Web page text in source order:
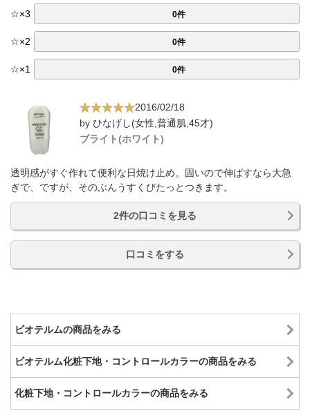
☆×3 0件
☆×2 0件
☆×1 0件
2016/02/18
by ひなげし(女性,普通肌,45才)
ブライト(ホワイト)
透明感がすぐ作れて便利な日焼け止め。固いので伸ばすなら大急
ぎで、ですが、そのぶんうすくびたっとつきます。
2件の口コミを見る
口コミをする
ビオテルムの商品をみる
ビオテルム化粧下地・コントロールカラーの商品をみる
化粧下地・コントロールカラーの商品をみる